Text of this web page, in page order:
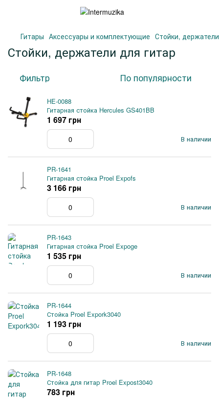
Гитары Аксессуары и комплектующие Стойки,
Стойки, держатели для гитар
Фильтр По популярности
HE-0088
Гитарная стойка Hercules GS401BB
В наличии
1 697 грн
PR-1641
Гитарная стойка Proel Expofs
В наличии
3 166 грн
PR-1643
Гитарная стойка Proel Expoge
В наличии
1 535 грн
PR-1644
Стойка Proel Expork3040
В наличии
1 193 грн
PR-1648
Стойка для гитар Proel Expost3040
783 грн